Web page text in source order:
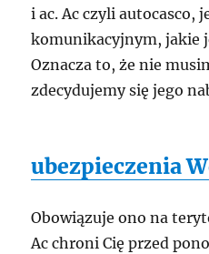
i ac. Ac czyli autocasco,
komunikacyjnym, jakie
Oznacza to, że nie
zdecydujemy się jego
ubezpieczenia
Obowiązuje ono na
Ac chroni Cię przed